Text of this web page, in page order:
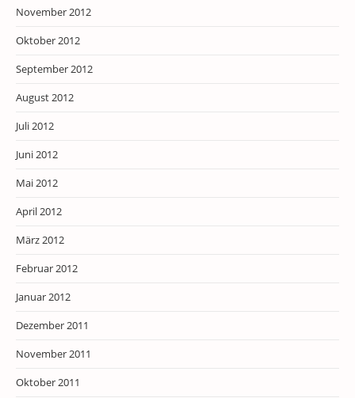
November 2012
Oktober 2012
September 2012
August 2012
Juli 2012
Juni 2012
Mai 2012
April 2012
März 2012
Februar 2012
Januar 2012
Dezember 2011
November 2011
Oktober 2011